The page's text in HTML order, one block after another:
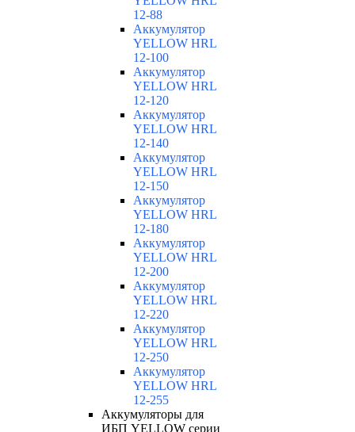
12-88
Аккумулятор
YELLOW HRL
12-100
Аккумулятор
YELLOW HRL
12-120
Аккумулятор
YELLOW HRL
12-140
Аккумулятор
YELLOW HRL
12-150
Аккумулятор
YELLOW HRL
12-180
Аккумулятор
YELLOW HRL
12-200
Аккумулятор
YELLOW HRL
12-220
Аккумулятор
YELLOW HRL
12-250
Аккумулятор
YELLOW HRL
12-255
Аккумуляторы для
ИБП YELLOW серии